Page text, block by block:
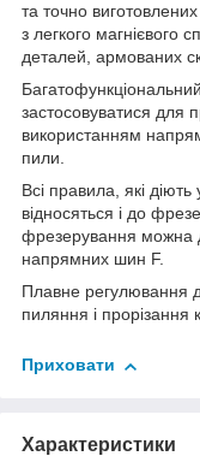
та точно
з легкого магнієвого
деталей, армованих
застосовуватися
використанням
пили.
Всі правила, які діють
відносяться і до
фрезерування можна
напрямних шин F.
Плавне регулювання
пиляння і прорізання
Приховати
Характеристики